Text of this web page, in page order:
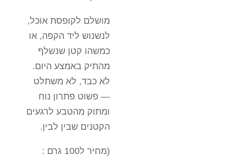
מושלם לקופסת אוכל,
לנשנוש ליד הקפה, או
כמשהו קטן שנשלף
מהתיק באמצע היום.
לא כבד, לא משתלט
— פשוט פתרון נוח
ומתוק מהטבע לרגעים
הקטנים שבין לבין.
(מחיר ל100 גרם :